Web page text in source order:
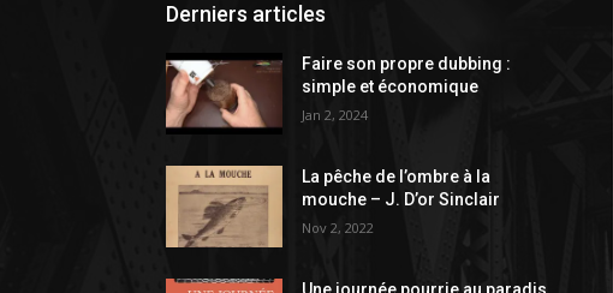
Derniers articles
Faire son propre dubbing :
simple et économique
Jan 2, 2024
La pêche de l’ombre à la
mouche – J. D’or Sinclair
Nov 2, 2022